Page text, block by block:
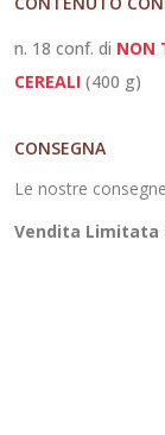
Me
Integrali
ai
quantità
n. 18 conf. di NON
CEREALI (400 g)
CONSEGNA
Le nostre
Vendita